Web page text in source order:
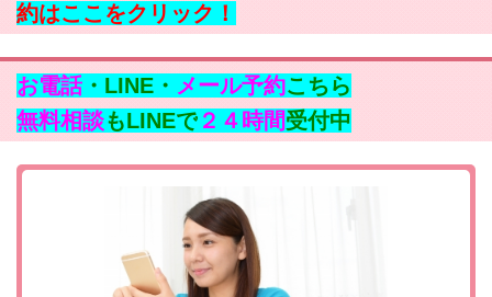
約はここをクリック！
お電話 ・LINE・ メール予約こちら
無料相談もLINEで ２４時間受付中